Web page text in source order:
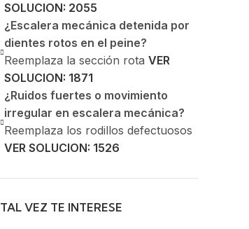
SOLUCION: 2055
¿Escalera mecánica detenida por
dientes rotos en el peine?
Reemplaza la sección rota VER
SOLUCION: 1871
¿Ruidos fuertes o movimiento
irregular en escalera mecánica?
Reemplaza los rodillos defectuosos
VER SOLUCION: 1526
TAL VEZ TE INTERESE